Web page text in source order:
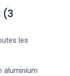
(3
les
aluminium